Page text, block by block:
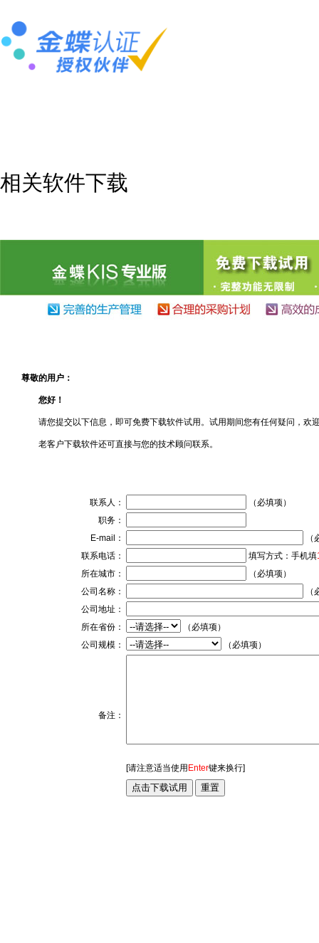
相关软件下载
尊敬的用户：
您好！
请您提交以下信息，即可免费下载软件试用。试用期间您有任何疑问，欢
老客户下载软件还可直接与您的技术顾问联系。
联系人：
（必填项）
职务：
E-mail：
（
联系电话：
填写方式：手机填
所在城市：
（必填项）
公司名称：
（
公司地址：
所在省份：
（必填项）
公司规模：
（必填项）
备注：
[请注意适当使用 Enter键来换行]